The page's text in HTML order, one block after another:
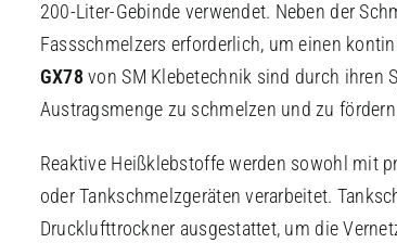
200-Liter-Gebinde verwendet. Neben der
Fassschmelzers erforderlich, um einen
GX78von SM Klebetechnik sind durch ihren
Austragsmenge zu schmelzen und zu
Reaktive Heißklebstoffe werden sowohl mit
oder Tankschmelzgeräten verarbeitet.
Drucklufttrockner ausgestattet, um die